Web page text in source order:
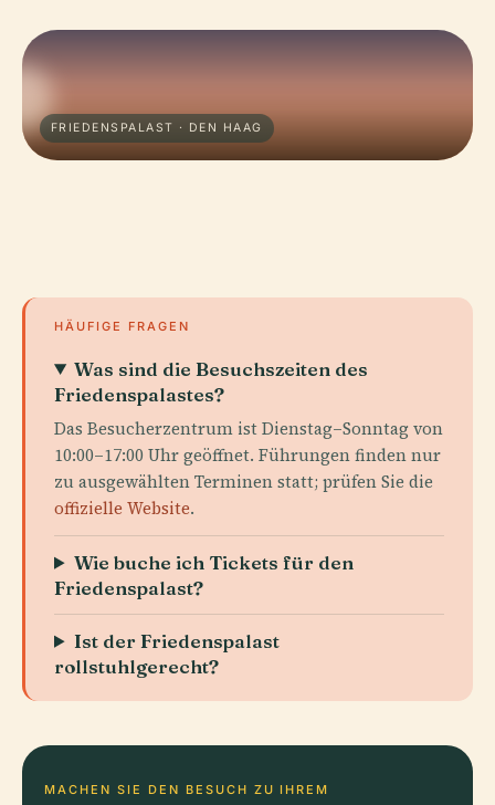
FRIEDENSPALAST · DEN HAAG
HÄUFIGE FRAGEN
Was sind die Besuchszeiten des
Friedenspalastes?
Das Besucherzentrum ist Dienstag–Sonntag von
10:00–17:00 Uhr geöffnet. Führungen finden nur
zu ausgewählten Terminen statt; prüfen Sie die
offizielle Website.
Wie buche ich Tickets für den
Friedenspalast?
Ist der Friedenspalast
rollstuhlgerecht?
MACHEN SIE DEN BESUCH ZU IHREM